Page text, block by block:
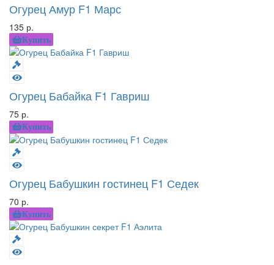
Огурец Амур F1 Марс
135 р.
Купить
Огурец Бабайка F1 Гавриш
75 р.
Купить
Огурец Бабушкин гостинец F1 Седек
70 р.
Купить